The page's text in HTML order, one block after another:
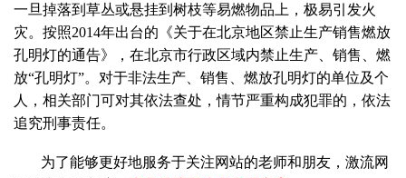
一旦掉落到草丛或悬挂到树枝等易燃物品上，极易引发火
灾。按照2014年出台的《关于在北京地区禁止生产销售燃放
孔明灯的通告》，在北京市行政区域内禁止生产、销售、燃
放“孔明灯”。对于非法生产、销售、燃放孔明灯的单位及个
人，相关部门可对其依法查处，情节严重构成犯罪的，依法
追究刑事责任。
为了能够更好地服务于关注网站的老师和朋友，激流网